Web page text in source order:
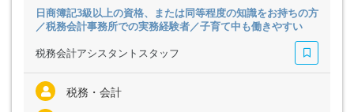
日商簿記3級以上の資格、または同等程度の知識をお持ちの方
／税務会計事務所での実務経験者／子育て中も働きやすい
税務会計アシスタントスタッフ
税務・会計